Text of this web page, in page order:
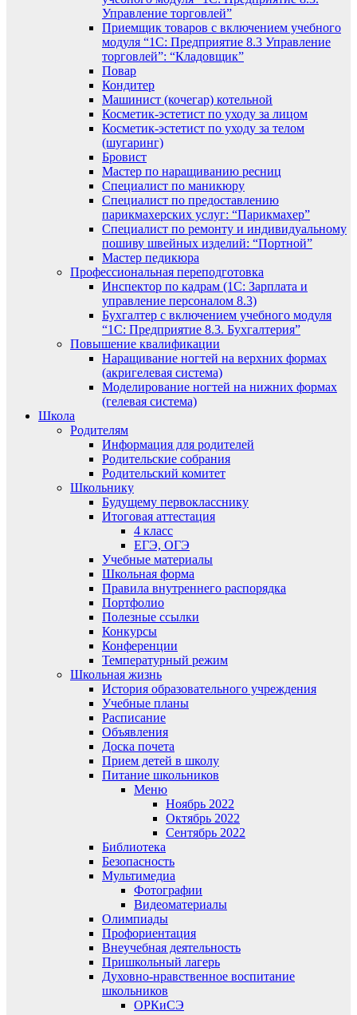
Управление торговлей”
Приемщик товаров с включением учебного
модуля “1С: Предприятие 8.3 Управление
торговлей”: “Кладовщик”
Повар
Кондитер
Машинист (кочегар) котельной
Косметик-эстетист по уходу за лицом
Косметик-эстетист по уходу за телом
(шугаринг)
Бровист
Мастер по наращиванию ресниц
Специалист по маникюру
Специалист по предоставлению
парикмахерских услуг: “Парикмахер”
Специалист по ремонту и индивидуальному
пошиву швейных изделий: “Портной”
Мастер педикюра
Профессиональная переподготовка
Инспектор по кадрам (1С: Зарплата и
управление персоналом 8.3)
Бухгалтер с включением учебного модуля
“1С: Предприятие 8.3. Бухгалтерия”
Повышение квалификации
Наращивание ногтей на верхних формах
(акригелевая система)
Моделирование ногтей на нижних формах
(гелевая система)
Школа
Родителям
Информация для родителей
Родительские собрания
Родительский комитет
Школьнику
Будущему первокласснику
Итоговая аттестация
4 класс
ЕГЭ, ОГЭ
Учебные материалы
Школьная форма
Правила внутреннего распорядка
Портфолио
Полезные ссылки
Конкурсы
Конференции
Температурный режим
Школьная жизнь
История образовательного учреждения
Учебные планы
Расписание
Объявления
Доска почета
Прием детей в школу
Питание школьников
Меню
Ноябрь 2022
Октябрь 2022
Сентябрь 2022
Библиотека
Безопасность
Мультимедиа
Фотографии
Видеоматериалы
Олимпиады
Профориентация
Внеучебная деятельность
Пришкольный лагерь
Духовно-нравственное воспитание
школьников
ОРКиСЭ